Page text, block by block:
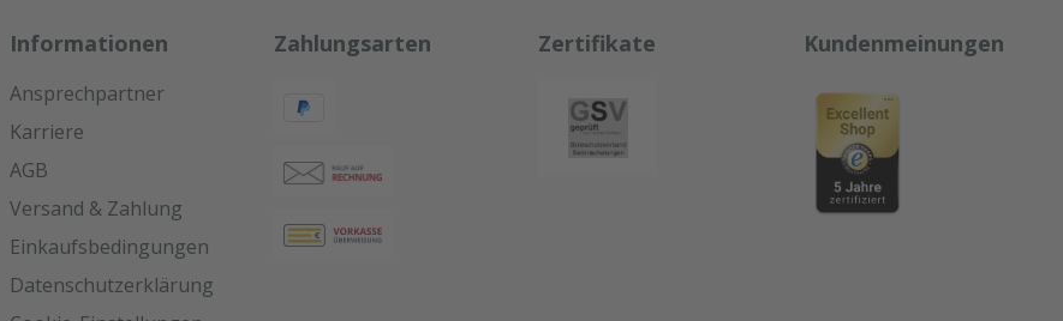
Informationen
Ansprechpartner
Karriere
AGB
Versand & Zahlung
Einkaufsbedingungen
Datenschutzerklärung
Zahlungsarten Zertifikate Kundenmeinungen